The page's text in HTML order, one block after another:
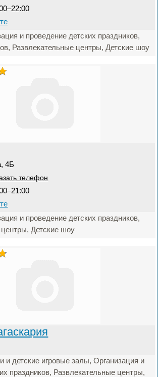
и проведение детских праздников,
Развлекательные центры, Детские шоу
4Б
телефон
и проведение детских праздников,
Детские шоу
и детские игровые залы, Организация и
праздников, Развлекательные центры,